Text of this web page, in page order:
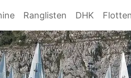
Ranglisten DHK Flotten